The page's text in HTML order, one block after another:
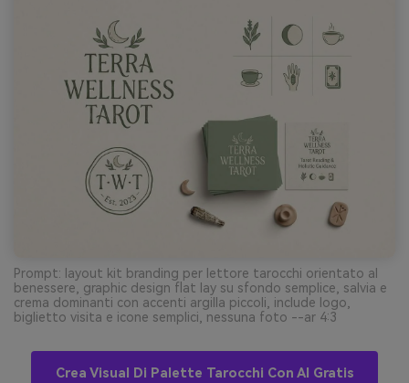
Prompt: layout kit branding per lettore tarocchi orientato al
benessere, graphic design flat lay su sfondo semplice, salvia e
crema dominanti con accenti argilla piccoli, include logo,
biglietto visita e icone semplici, nessuna foto --ar 4:3
Crea Visual Di Palette Tarocchi Con AI Gratis